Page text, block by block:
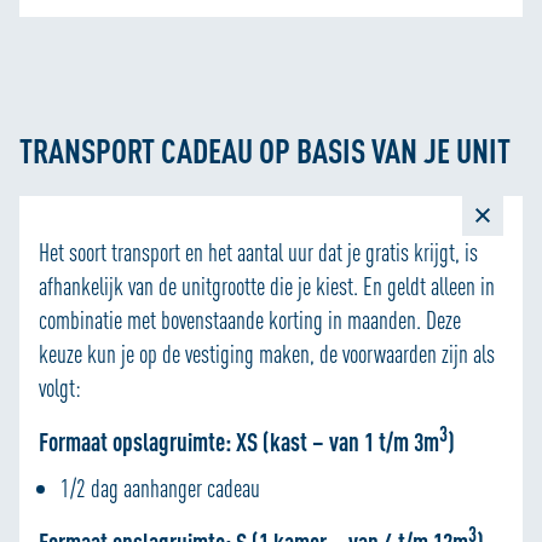
TRANSPORT CADEAU OP BASIS VAN JE UNIT
Het soort transport en het aantal uur dat je gratis krijgt, is
afhankelijk van de unitgrootte die je kiest. En geldt alleen in
combinatie met bovenstaande korting in maanden. Deze
keuze kun je op de vestiging maken, de voorwaarden zijn als
volgt:
Formaat opslagruimte: XS (kast – van 1 t/m 3m3)
1/2 dag aanhanger cadeau
3